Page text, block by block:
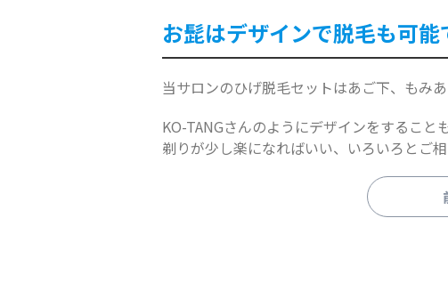
お髭はデザインで脱毛も可
当サロンのひげ脱毛セットはあご下、もみ
KO-TANGさんのようにデザインをするこ
剃りが少し楽になればいい、いろいろとご